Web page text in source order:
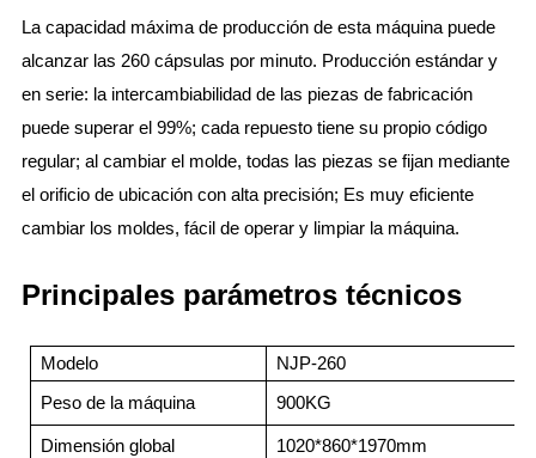
La capacidad máxima de producción de esta máquina puede
alcanzar las 260 cápsulas por minuto. Producción estándar y
en serie: la intercambiabilidad de las piezas de fabricación
puede superar el 99%; cada repuesto tiene su propio código
regular; al cambiar el molde, todas las piezas se fijan mediante
el orificio de ubicación con alta precisión; Es muy eficiente
cambiar los moldes, fácil de operar y limpiar la máquina.
Principales parámetros técnicos
Modelo NJP-260
Peso de la máquina 900KG
Dimensión global 1020*860*1970mm